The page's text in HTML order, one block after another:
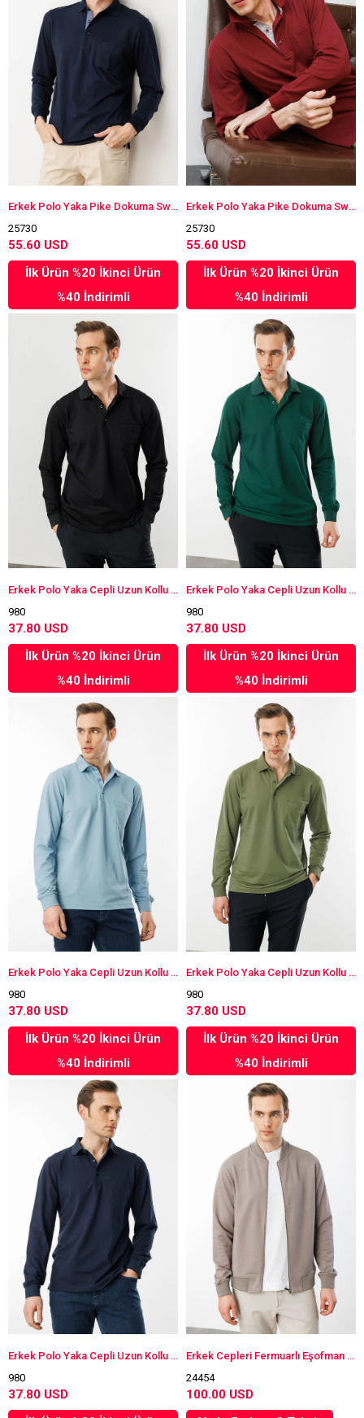
Erkek Polo Yaka Pike Dokuma Sweatshirt K.Lacivert
25730
55.60 USD
İlk Ürün %20 İkinci Ürün
%40 İndirimli
Erkek Polo Yaka Pike Dokuma Sweatshirt Bordo
25730
55.60 USD
İlk Ürün %20 İkinci Ürün
%40 İndirimli
Erkek Polo Yaka Cepli Uzun Kollu Sweatshirt Siyah
980
37.80 USD
İlk Ürün %20 İkinci Ürün
%40 İndirimli
Erkek Polo Yaka Cepli Uzun Kollu Sweatshirt Z.Yeşili
980
37.80 USD
İlk Ürün %20 İkinci Ürün
%40 İndirimli
Erkek Polo Yaka Cepli Uzun Kollu Sweatshirt H.Mavi
980
37.80 USD
İlk Ürün %20 İkinci Ürün
%40 İndirimli
Erkek Polo Yaka Cepli Uzun Kollu Sweatshirt Haki
980
37.80 USD
İlk Ürün %20 İkinci Ürün
%40 İndirimli
Erkek Polo Yaka Cepli Uzun Kollu Sweatshirt Lacivert
980
37.80 USD
Erkek Cepleri Fermuarlı Eşofman Üstü Vizon
24454
100.00 USD